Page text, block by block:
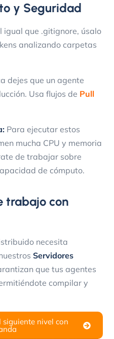
y Seguridad
igual que .gitignore, úsalo
analizando carpetas
dejes que un agente
Usa flujos de Pull
Para ejecutar estos
mucha CPU y memoria
de trabajar sobre
de cómputo.
trabajo con
necesita
Servidores
que tus agentes
compilar y
nivel con